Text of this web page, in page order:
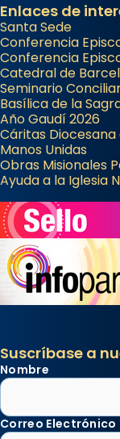
Enlaces de
Santa Sede
Conferencia
Conferencia
Catedral de
Seminario
Basílica de la
Año Gaudí 2026
Cáritas
Manos Unidas
Obras Misionales
Ayuda a la Iglesia
Suscríbase a
Nombre
Correo Electrónico